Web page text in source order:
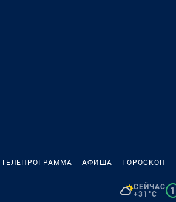
ТЕЛЕПРОГРАММА АФИША ГОРОСКОП
СЕЙЧАС
+31°C
1